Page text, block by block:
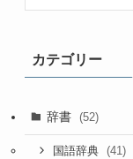
カテゴリー
辞書 (52)
国語辞典 (41)